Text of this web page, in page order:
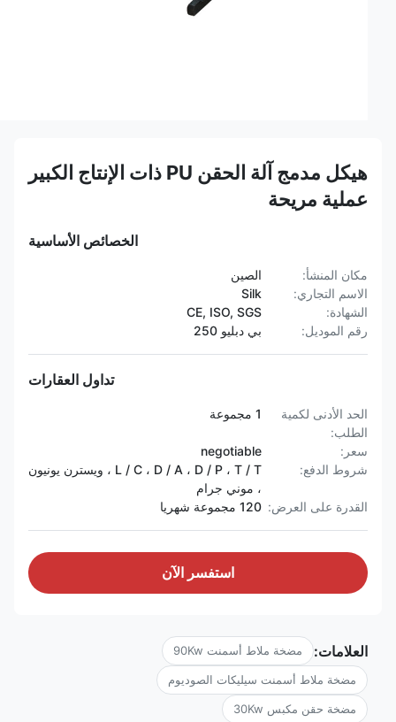
هيكل مدمج آلة الحقن PU ذات الإنتاج الكبير
عملية مريحة
الخصائص الأساسية
مكان المنشأ:
الصين
الاسم التجاري:
الشهادة:
CE, ISO, SGS
رقم الموديل:
بي دبليو 250
تداول العقارات
الحد الأدنى لكمية
الطلب:
1 مجموعة
negotiable
شروط الدفع:
L / C ، D / A ، D / P ، T / T ، ويسترن يونيون
، موني جرام
القدرة على العرض:
120 مجموعة شهريا
استفسر الآن
العلامات: مضخة ملاط ​​أسمنت 90Kw
مضخة ملاط ​​أسمنت سيليكات الصوديوم
مضخة حقن مكبس 30Kw